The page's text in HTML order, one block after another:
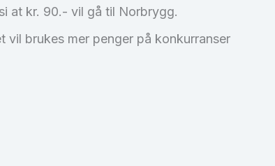
at kr. 90.- vil gå til Norbrygg.
brukes mer penger på konkurranser